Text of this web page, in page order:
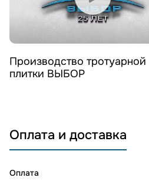
Смотреть видео
Производство тротуарной
плитки ВЫБОР
Оплата и доставка
Оплата